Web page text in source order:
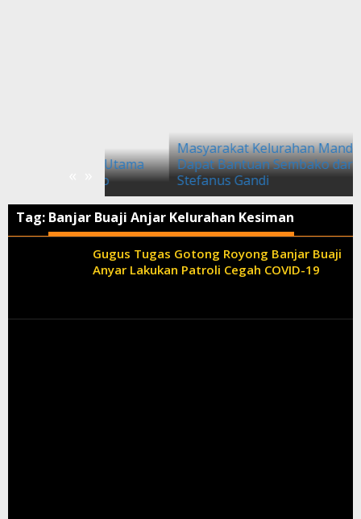
Masyarakat Kelurahan Mandosawu
Dapat Bantuan Sembako dari
Stefanus Gandi
Tag: Banjar Buaji Anjar Kelurahan Kesiman
Gugus Tugas Gotong Royong Banjar Buaji
Anyar Lakukan Patroli Cegah COVID-19